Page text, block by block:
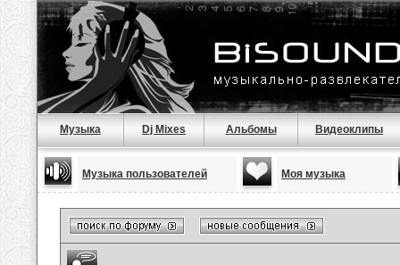
Музыка Dj Mixes Альбомы Видеоклипы
Музыка пользователей Моя музыка